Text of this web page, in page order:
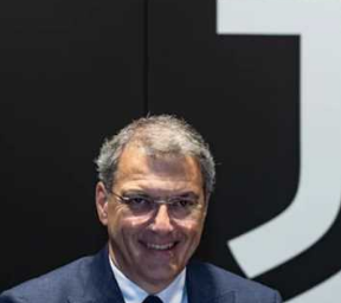
دوري أبطال أوروبا
رياضات أخرى